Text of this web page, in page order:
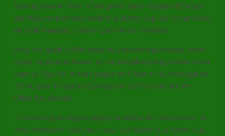
Bleu à pouvoir rêver d’une place dans l’équipe d’Europe
qui disputera en septembre la Ryder Cup sur le parcours
du Golf National, à Saint-Quentin-en-Yvelines.
Levy occupait la 66e place du classement mondial avant
cette victoire au Maroc et va probablement revenir lundi
dans le Top 50. Il avait gagné en Chine et au Portugal en
2014, puis à l’Open d’Europe en 2016 et encore en
Chine l’an dernier.
« Comme je le répète depuis le début de cette saison, je
dois améliorer mon jeu »pour participer à la Ryder Cup,